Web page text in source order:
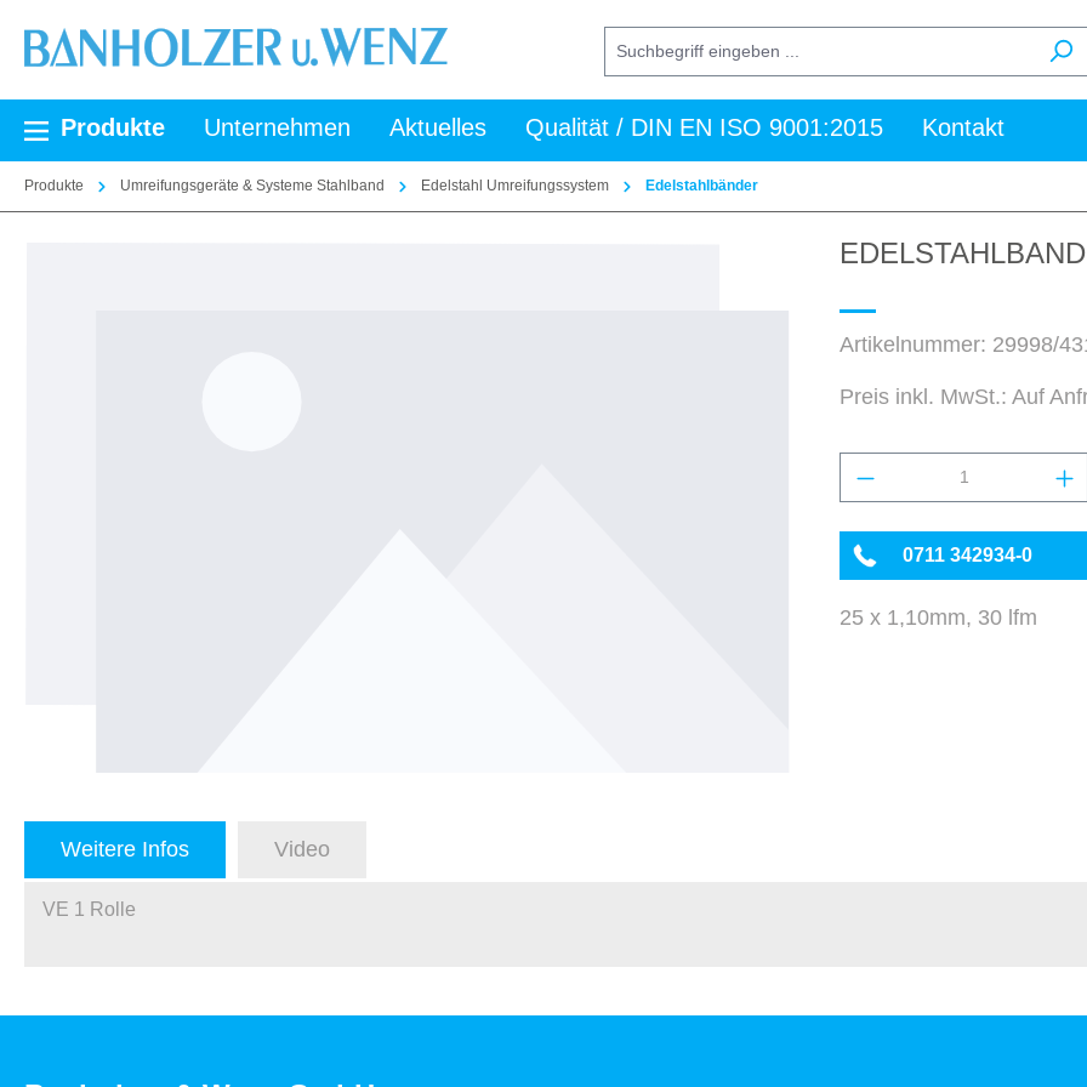
Zur Hauptnavigation springen
Produkte Unternehmen Aktuelles Qualität / DIN EN ISO 9001:2015 Kontakt
Produkte Umreifungsgeräte & Systeme Stahlband Edelstahl Umreifungssystem Edelstahlbänder
Artikelnummer: 29998/
Preis inkl. MwSt.: Auf
Produkt Anzahl:
0711 342934-0
25 x 1,10mm, 30 lfm
Weitere Infos Video
VE 1 Rolle